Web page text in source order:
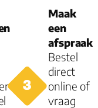
geschikt
Montage
Maak
een
afspraak
Bestel
direct
online of
vraag